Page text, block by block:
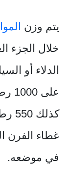
يتم وزن
خلال الجزء
الدلاء أو
غطاء الفرن
في موضعه.